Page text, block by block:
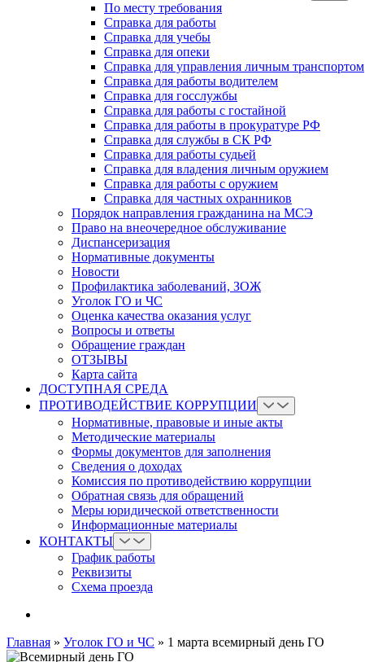
По месту требования
Справка для работы
Справка для учебы
Справка для опеки
Справка для управления личным транспортом
Справка для работы водителем
Справка для госслужбы
Справка для работы с гостайной
Справка для работы в прокуратуре РФ
Справка для службы в СК РФ
Справка для работы судьей
Справка для владения личным оружием
Справка для работы с оружием
Справка для частных охранников
Порядок направления гражданина на МСЭ
Право на внеочередное обслуживание
Диспансеризация
Нормативные документы
Новости
Профилактика заболеваний, ЗОЖ
Уголок ГО и ЧС
Оценка качества оказания услуг
Вопросы и ответы
Обращение граждан
ОТЗЫВЫ
Карта сайта
ДОСТУПНАЯ СРЕДА
ПРОТИВОДЕЙСТВИЕ КОРРУПЦИИ
Нормативные, правовые и иные акты
Методические материалы
Формы документов для заполнения
Сведения о доходах
Комиссия по противодействию коррупции
Обратная связь для обращений
Меры юридической ответственности
Информационные материалы
КОНТАКТЫ
График работы
Реквизиты
Схема проезда
Главная » Уголок ГО и ЧС » 1 марта всемирный день ГО